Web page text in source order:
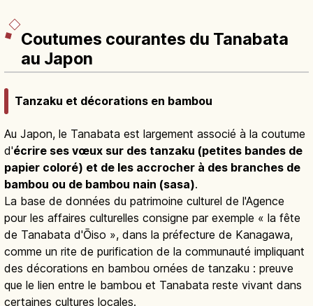
Coutumes courantes du Tanabata
au Japon
Tanzaku et décorations en bambou
Au Japon, le Tanabata est largement associé à la coutume
d'écrire ses vœux sur des tanzaku (petites bandes de
papier coloré) et de les accrocher à des branches de
bambou ou de bambou nain (sasa).
La base de données du patrimoine culturel de l'Agence
pour les affaires culturelles consigne par exemple « la fête
de Tanabata d'Ōiso », dans la préfecture de Kanagawa,
comme un rite de purification de la communauté impliquant
des décorations en bambou ornées de tanzaku : preuve
que le lien entre le bambou et Tanabata reste vivant dans
certaines cultures locales.